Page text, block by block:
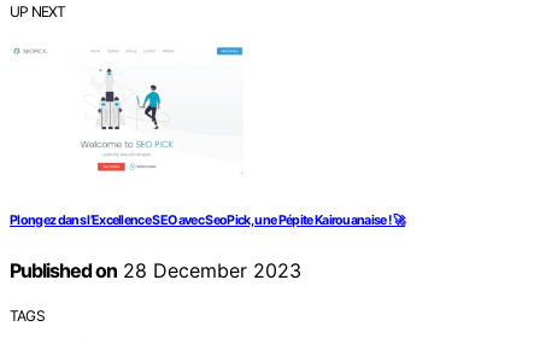
UP NEXT
Plongez dans l’Excellence SEO avec SeoPick, une Pépite Kairouanaise ! 🚀
Published on28 December 2023
TAGS